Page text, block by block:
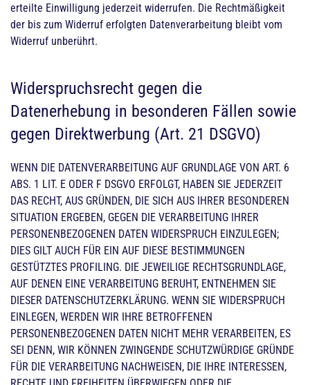
erteilte Einwilligung jederzeit widerrufen. Die Rechtmäßigkeit
der bis zum Widerruf erfolgten Datenverarbeitung bleibt vom
Widerruf unberührt.
Widerspruchsrecht gegen die
Datenerhebung in besonderen Fällen sowie
gegen Direktwerbung (Art. 21 DSGVO)
WENN DIE DATENVERARBEITUNG AUF GRUNDLAGE VON ART. 6
ABS. 1 LIT. E ODER F DSGVO ERFOLGT, HABEN SIE JEDERZEIT
DAS RECHT, AUS GRÜNDEN, DIE SICH AUS IHRER BESONDEREN
SITUATION ERGEBEN, GEGEN DIE VERARBEITUNG IHRER
PERSONENBEZOGENEN DATEN WIDERSPRUCH EINZULEGEN;
DIES GILT AUCH FÜR EIN AUF DIESE BESTIMMUNGEN
GESTÜTZTES PROFILING. DIE JEWEILIGE RECHTSGRUNDLAGE,
AUF DENEN EINE VERARBEITUNG BERUHT, ENTNEHMEN SIE
DIESER DATENSCHUTZERKLÄRUNG. WENN SIE WIDERSPRUCH
EINLEGEN, WERDEN WIR IHRE BETROFFENEN
PERSONENBEZOGENEN DATEN NICHT MEHR VERARBEITEN, ES
SEI DENN, WIR KÖNNEN ZWINGENDE SCHUTZWÜRDIGE GRÜNDE
FÜR DIE VERARBEITUNG NACHWEISEN, DIE IHRE INTERESSEN,